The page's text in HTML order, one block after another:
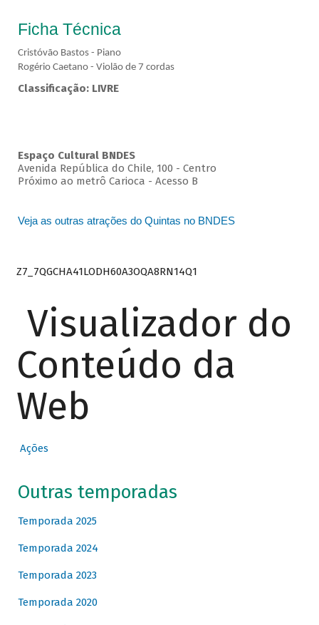
Ficha Técnica
Cristóvão Bastos - Piano
Rogério Caetano - Violão de 7 cordas
Classificação: LIVRE
Espaço Cultural BNDES
Avenida República do Chile, 100 - Centro
Próximo ao metrô Carioca - Acesso B
Veja as outras atrações do Quintas no BNDES
Z7_7QGCHA41LODH60A3OQA8RN14Q1
Visualizador do
Conteúdo da
Web
Ações
Outras temporadas
Temporada 2025
Temporada 2024
Temporada 2023
Temporada 2020